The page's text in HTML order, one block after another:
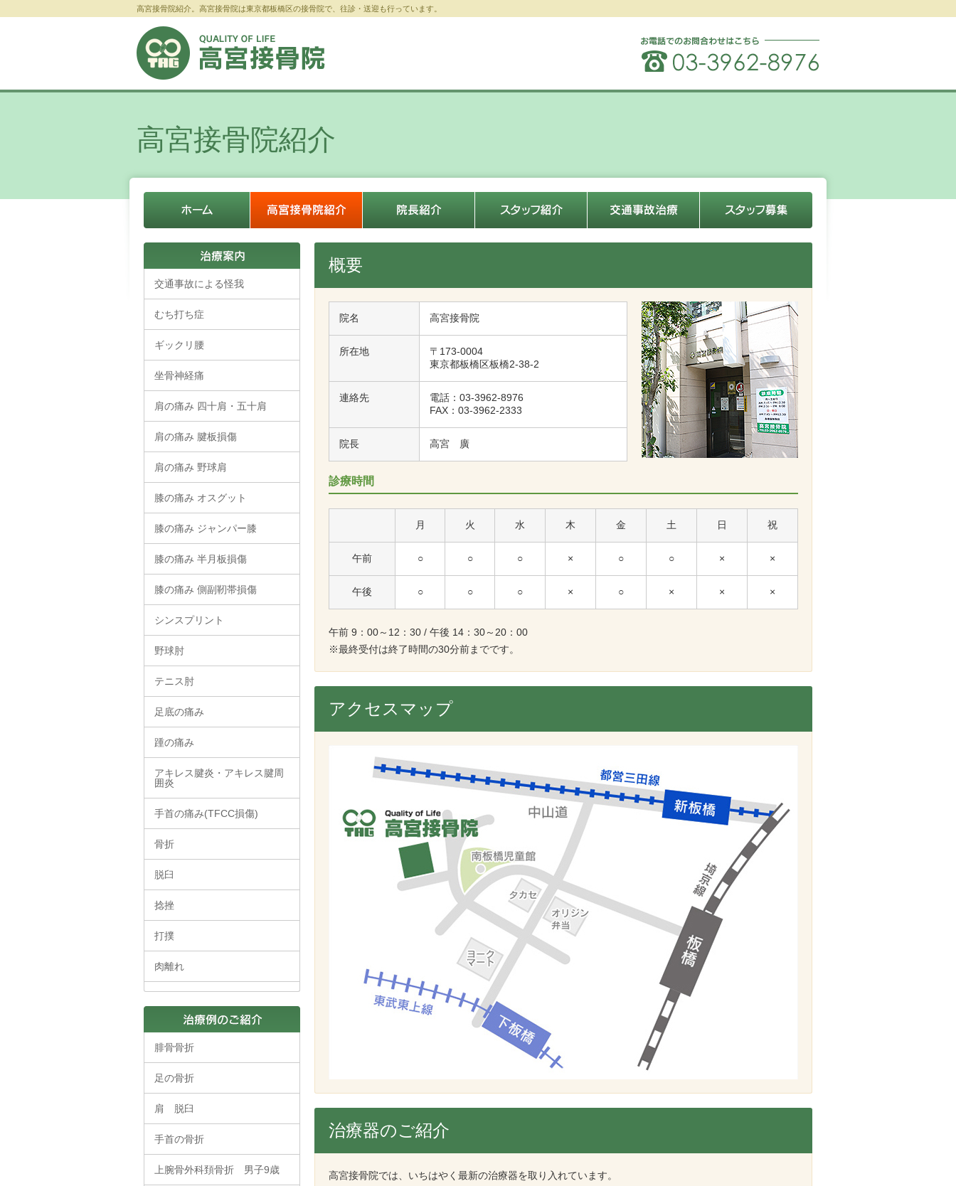
高宮接骨院紹介。高宮接骨院は東京都板橋区の接骨院で、往診・送迎も行っています。
高宮接骨院紹介
概要
院名 高宮接骨院
所在地
〒173-0004
東京都板橋区板橋2-38-2
連絡先
電話：03-3962-8976
FAX：03-3962-2333
院長 高宮 廣
診療時間
月 火 水 木 金 土 日 祝
午前 ○ ○ ○ × ○ ○ × ×
午後 ○ ○ ○ × ○ × × ×
午前 9：00～12：30 / 午後 14：30～20：00
※最終受付は終了時間の30分前までです。
アクセスマップ
治療器のご紹介
高宮接骨院では、いちはやく最新の治療器を取り入れています。
交通事故による怪我
むち打ち症
ギックリ腰
坐骨神経痛
肩の痛み 四十肩・五十肩
肩の痛み 腱板損傷
肩の痛み 野球肩
膝の痛み オスグット
膝の痛み ジャンパー膝
膝の痛み 半月板損傷
膝の痛み 側副靭帯損傷
シンスプリント
野球肘
テニス肘
足底の痛み
踵の痛み
アキレス腱炎・アキレス腱周
囲炎
手首の痛み(TFCC損傷)
骨折
脱臼
捻挫
打撲
肉離れ
腓骨骨折
足の骨折
肩 脱臼
手首の骨折
上腕骨外科頚骨折 男子9歳